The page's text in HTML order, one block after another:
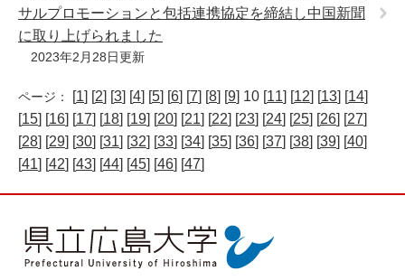
サルプロモーションと包括連携協定を締結し中国新聞
に取り上げられました
2023年2月28日更新
ページ： [1] [2] [3] [4] [5] [6] [7] [8] [9] 10 [11] [12] [13] [14]
[15] [16] [17] [18] [19] [20] [21] [22] [23] [24] [25] [26] [27]
[28] [29] [30] [31] [32] [33] [34] [35] [36] [37] [38] [39] [40]
[41] [42] [43] [44] [45] [46] [47]